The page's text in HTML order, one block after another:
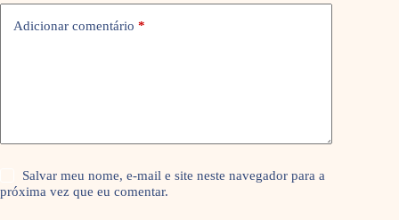
Adicionar comentário *
Salvar meu nome, e-mail e site neste navegador para a
próxima vez que eu comentar.